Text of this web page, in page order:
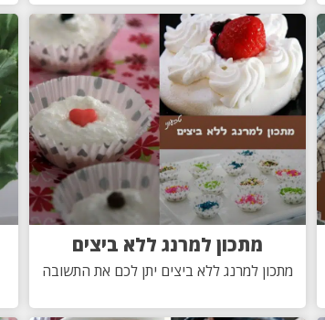
מתכון למרנג ללא ביצים
מתכון למרנג ללא ביצים יתן לכם את התשובה